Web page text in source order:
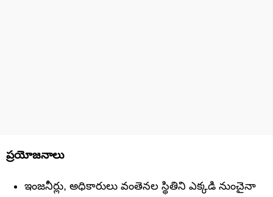
ప్రయోజనాలు
ఇంజనీర్లు, అధికారులు వంతెనల స్థితిని ఎక్కడి నుంచైనా